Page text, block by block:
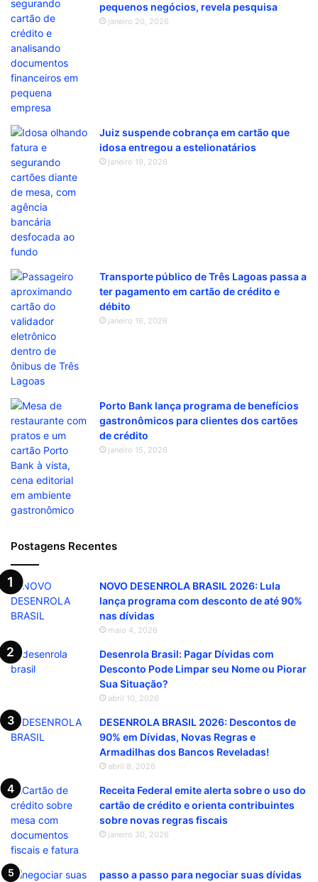
pequenos negócios, revela pesquisa
janeiro 20, 2026
Juiz suspende cobrança em cartão que
idosa entregou a estelionatários
janeiro 19, 2026
Transporte público de Três Lagoas passa a
ter pagamento em cartão de crédito e
débito
janeiro 16, 2026
Porto Bank lança programa de benefícios
gastronômicos para clientes dos cartões
de crédito
janeiro 15, 2026
Postagens Recentes
NOVO DESENROLA BRASIL 2026: Lula
lança programa com desconto de até 90%
nas dívidas
maio 4, 2026
Desenrola Brasil: Pagar Dívidas com
Desconto Pode Limpar seu Nome ou Piorar
Sua Situação?
abril 10, 2026
DESENROLA BRASIL 2026: Descontos de
90% em Dívidas, Novas Regras e
Armadilhas dos Bancos Reveladas!
abril 8, 2026
Receita Federal emite alerta sobre o uso do
cartão de crédito e orienta contribuintes
sobre novas regras fiscais
janeiro 30, 2026
passo a passo para negociar suas dívidas